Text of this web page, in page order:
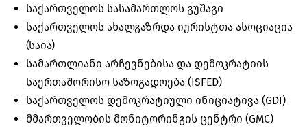
საქართველოს სასამართლოს გუშაგი
საქართველოს ახალგაზრდა იურისტთა ასოციაცია
(საია)
სამართლიანი არჩევნებისა და დემოკრატიის
საერთაშორისო საზოგადოება (ISFED)
საქართველოს დემოკრატიული ინიციატივა (GDI)
მმართველობის მონიტორინგის ცენტრი (GMC)